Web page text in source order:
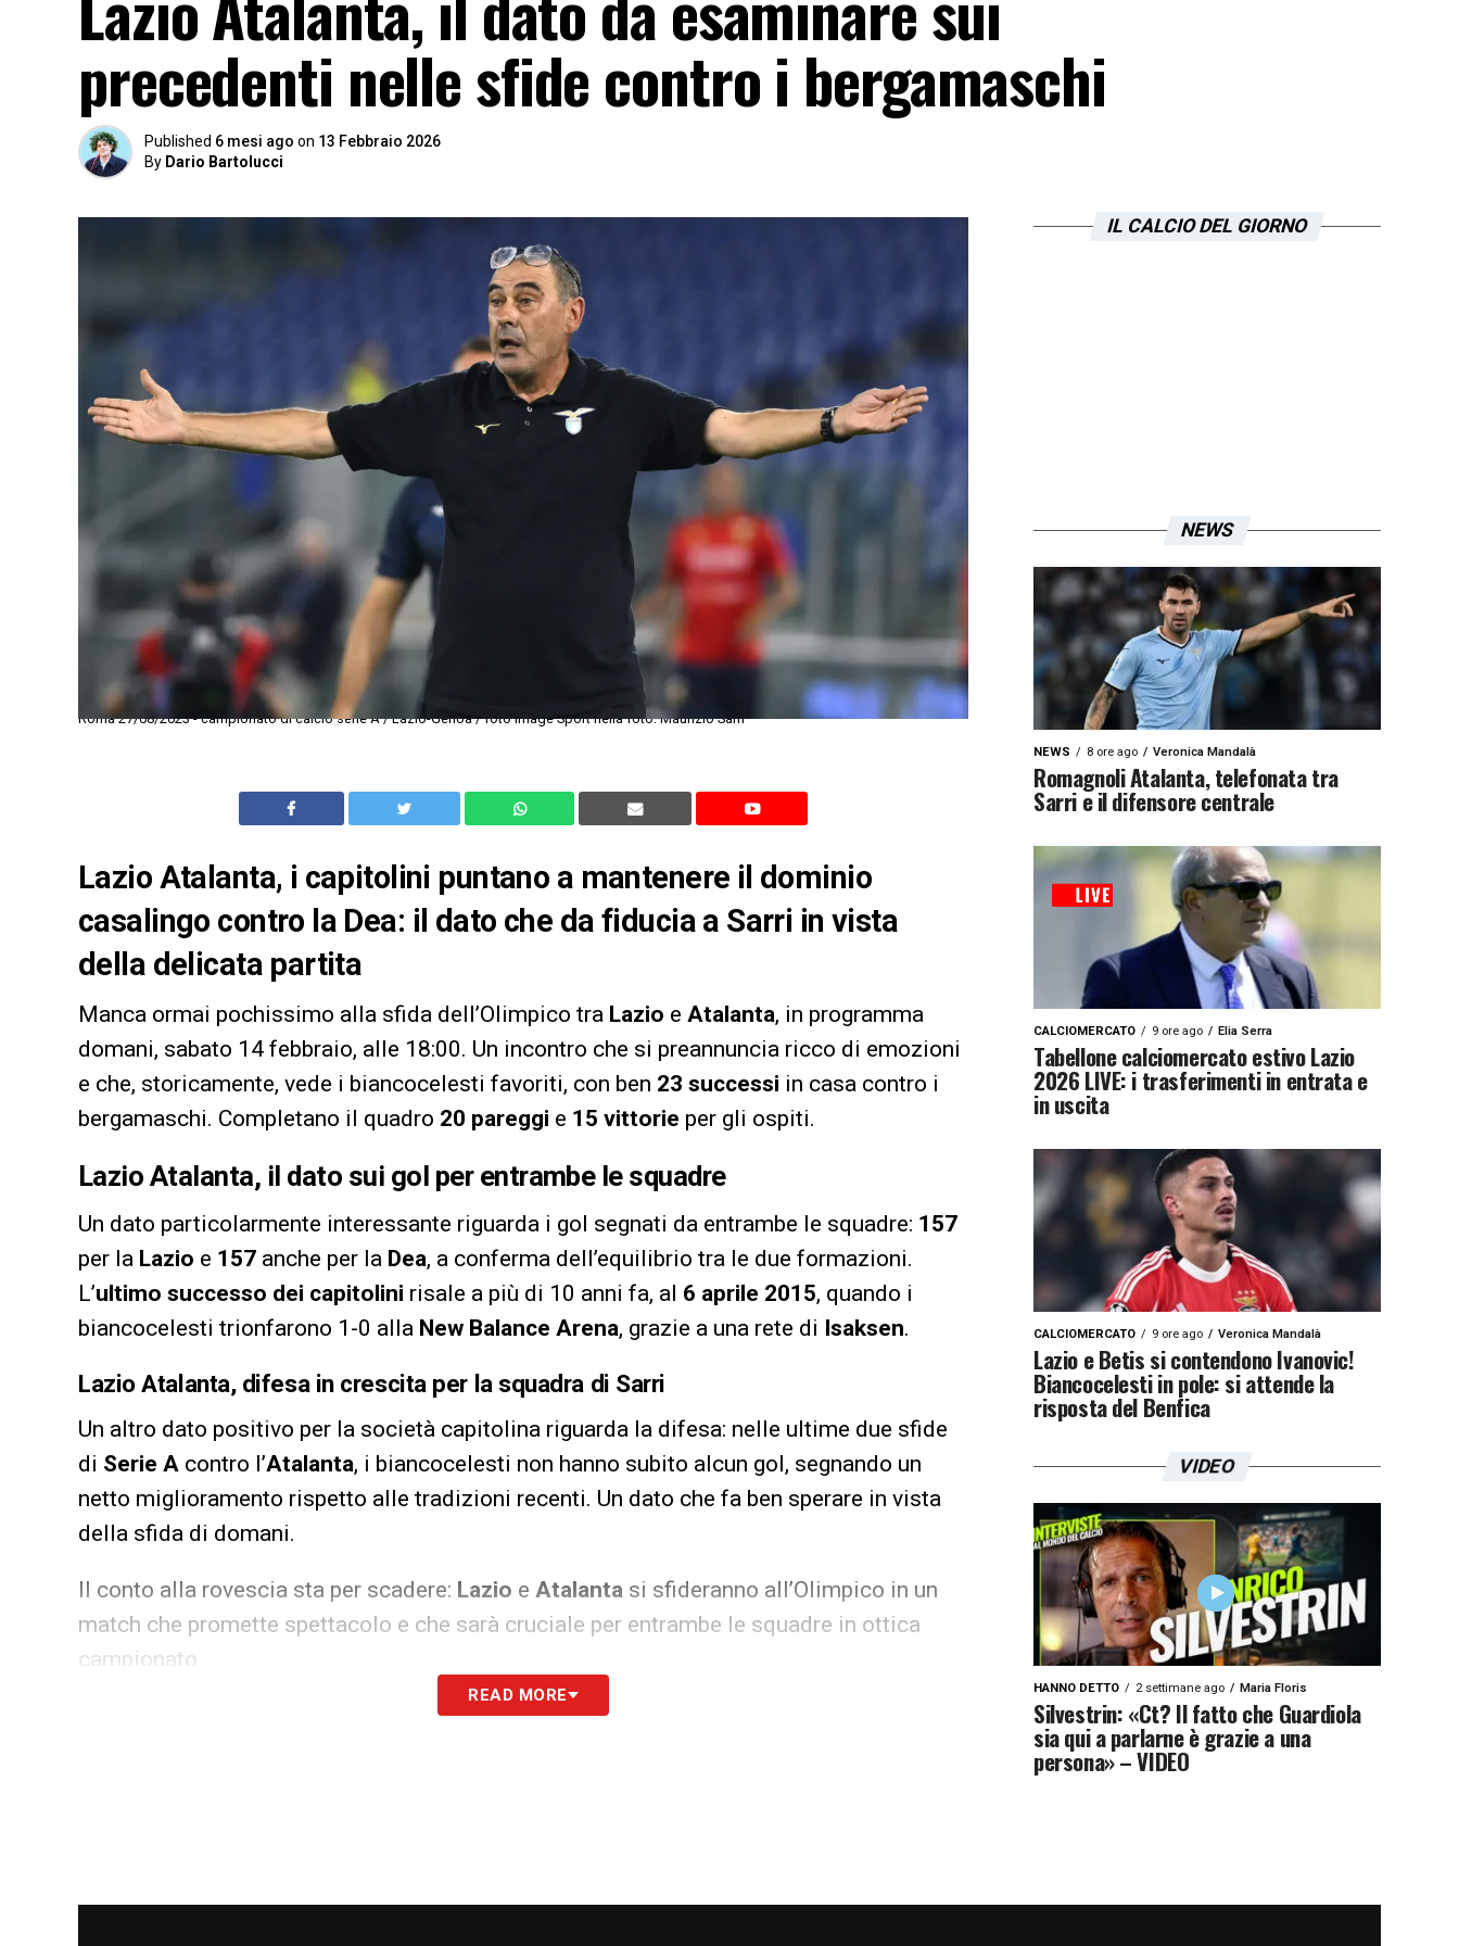
precedenti nelle sfide contro i bergamaschi
Published 6 mesi ago on 13 Febbraio 2026
By Dario Bartolucci
Roma 27/08/2023 - campionato di calcio serie A / Lazio-Genoa / foto Image Sport nella foto: Maurizio Sarri
Lazio Atalanta, i capitolini puntano a mantenere il dominio
casalingo contro la Dea: il dato che da fiducia a Sarri in vista
della delicata partita
Manca ormai pochissimo alla sfida dell’Olimpico tra Lazio e Atalanta, in programma
domani, sabato 14 febbraio, alle 18:00. Un incontro che si preannuncia ricco di emozioni
e che, storicamente, vede i biancocelesti favoriti, con ben 23 successi in casa contro i
bergamaschi. Completano il quadro 20 pareggi e 15 vittorie per gli ospiti.
Lazio Atalanta, il dato sui gol per entrambe le squadre
Un dato particolarmente interessante riguarda i gol segnati da entrambe le squadre: 157
per la Lazio e 157 anche per la Dea, a conferma dell’equilibrio tra le due formazioni.
L’ultimo successo dei capitolini risale a più di 10 anni fa, al 6 aprile 2015, quando i
biancocelesti trionfarono 1-0 alla New Balance Arena, grazie a una rete di Isaksen.
Lazio Atalanta, difesa in crescita per la squadra di Sarri
Un altro dato positivo per la società capitolina riguarda la difesa: nelle ultime due sfide
di Serie A contro l’Atalanta, i biancocelesti non hanno subito alcun gol, segnando un
netto miglioramento rispetto alle tradizioni recenti. Un dato che fa ben sperare in vista
della sfida di domani.
Il conto alla rovescia sta per scadere: Lazio e Atalanta si sfideranno all’Olimpico in un
match che promette spettacolo e che sarà cruciale per entrambe le squadre in ottica
campionato.
READ MORE
IL CALCIO DEL GIORNO
NEWS
NEWS 8 ore ago Veronica Mandalà
Romagnoli Atalanta, telefonata tra
Sarri e il difensore centrale
CALCIOMERCATO 9 ore ago Elia Serra
Tabellone calciomercato estivo Lazio
2026 LIVE: i trasferimenti in entrata e
in uscita
CALCIOMERCATO 9 ore ago Veronica Mandalà
Lazio e Betis si contendono Ivanovic!
Biancocelesti in pole: si attende la
risposta del Benfica
VIDEO
HANNO DETTO 2 settimane ago Maria Floris
Silvestrin: «Ct? Il fatto che Guardiola
sia qui a parlarne è grazie a una
persona» – VIDEO